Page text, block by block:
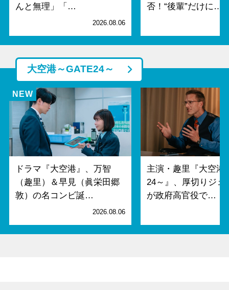
んと無理」「…
2026.08.06
否！“後輩”だけに…
大空港～GATE24～
ドラマ『大空港』、万智
（趣里）＆早見（眞栄田郷
敦）の名コンビ誕…
2026.08.06
主演・趣里『大空港
24～』、厚切りジェ
が政府高官役で…